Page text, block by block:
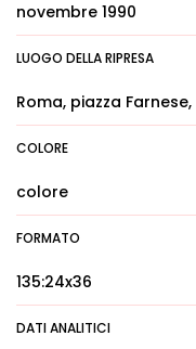
novembre 1990
LUOGO DELLA RIPRESA
Roma, piazza
COLORE
colore
FORMATO
135:24x36
DATI ANALITICI